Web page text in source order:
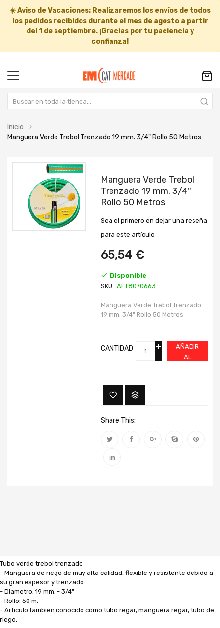
☀️Aviso de Vacaciones: Realizaremos los envíos de todos
los pedidos recibidos durante el mes de agosto a partir
del 1 de septiembre. ¡Gracias por tu paciencia y
confianza!
Inicio
Manguera Verde Trebol Trenzado 19 mm. 3/4" Rollo 50 Metros
galería
imágenes
comienzo
imágenes
Manguera Verde Trebol
Trenzado 19 mm. 3/4"
Rollo 50 Metros
Sea el primero en dejar una reseña
para este artículo
65,54 €
Disponible
SKU
AFT8070663
Manguera Verde Trebol Trenzado
19 mm. 3/4" Rollo 50 Metros
CANTIDAD
AÑADIR
AL
Share This:
Tubo verde trebol trenzado
- Manguera de riego de muy alta calidad, flexible y resistente debido a
su gran espesor y trenzado
- Diametro: 19 mm. - 3/4"
- Rollo: 50 m.
- Articulo tambien conocido como tubo regar, manguera regar, tubo de
riego.